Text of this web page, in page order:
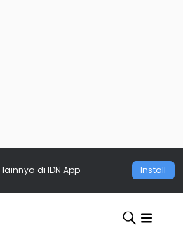
lainnya di IDN App Install